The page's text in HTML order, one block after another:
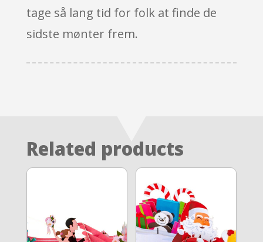
tage så lang tid for folk at finde de
sidste mønter frem.
Related products